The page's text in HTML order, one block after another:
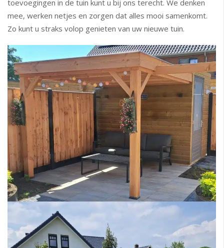
toevoegingen in de tuin kunt u bij ons terecht. We denken
mee, werken netjes en zorgen dat alles mooi samenkomt.
Zo kunt u straks volop genieten van uw nieuwe tuin.